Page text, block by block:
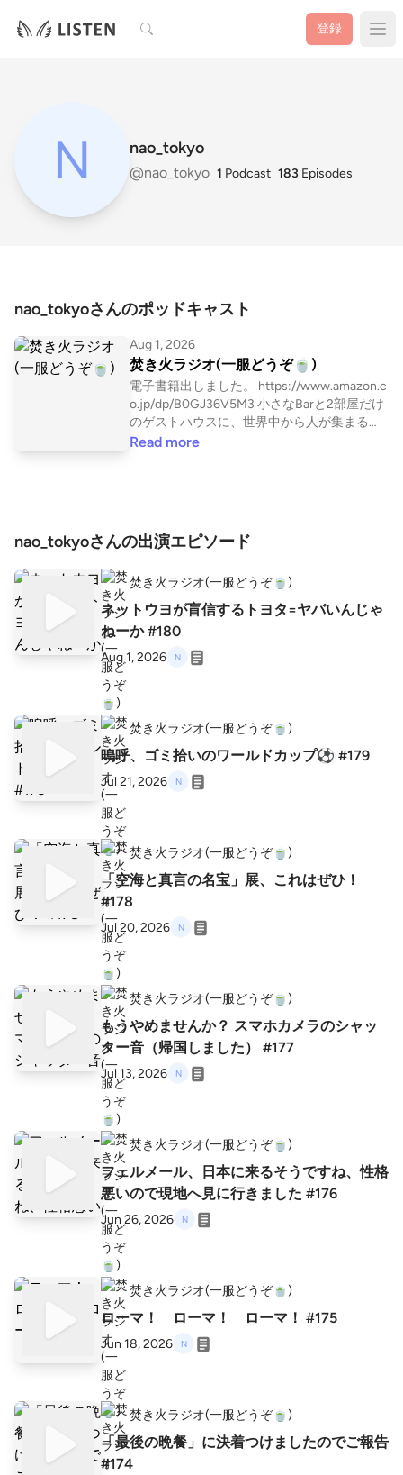
検索 登録
nao_tokyo
@nao_tokyo 1 Podcast 183 Episodes
nao_tokyoさんのポッドキャスト
Aug 1, 2026
焚き火ラジオ(一服どうぞ🍵)
電子書籍出しました。 https://www.amazon.c
o.jp/dp/B0GJ36V5M3 小さなBarと2部屋だけ
のゲストハウスに、世界中から人が集まるよ
うになりました。鍵を渡してハイおしまい、
っています。 ▼妻のジュリーのスタエフはこ
ちらです https://stand.fm/channels/5f932510
Read more
nao_tokyoさんの出演エピソード
焚き火ラジオ(一服どうぞ🍵)
ネットウヨが盲信するトヨタ=ヤバいんじゃ
ねーか #180
Aug 1, 2026
焚き火ラジオ(一服どうぞ🍵)
嗚呼、ゴミ拾いのワールドカップ⚽️ #179
Jul 21, 2026
焚き火ラジオ(一服どうぞ🍵)
「空海と真言の名宝」展、これはぜひ！
#178
Jul 20, 2026
焚き火ラジオ(一服どうぞ🍵)
もうやめませんか？ スマホカメラのシャッ
ター音（帰国しました） #177
Jul 13, 2026
焚き火ラジオ(一服どうぞ🍵)
フェルメール、日本に来るそうですね、性格
悪いので現地へ見に行きました #176
Jun 26, 2026
焚き火ラジオ(一服どうぞ🍵)
ローマ！ ローマ！ ローマ！ #175
Jun 18, 2026
焚き火ラジオ(一服どうぞ🍵)
「最後の晩餐」に決着つけましたのでご報告
#174